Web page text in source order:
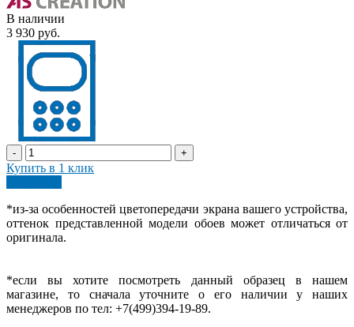
В наличии
3 930 руб.
- +
Купить в 1 клик
*из-за особенностей цветопередачи экрана вашего устройства,
оттенок представленной модели обоев может отличаться от
оригинала.
*если вы хотите посмотреть данный образец в нашем
магазине, то сначала уточните о его наличии у наших
менеджеров по тел: +7(499)394-19-89.